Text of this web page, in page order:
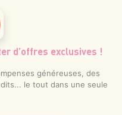
d’offres exclusives !
généreuses, des
le tout dans une seule